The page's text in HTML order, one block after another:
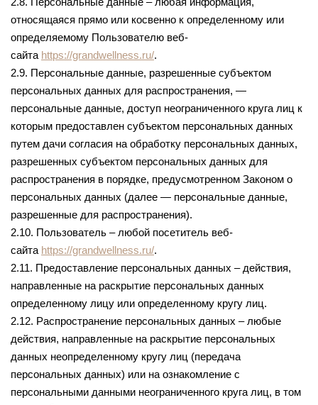
относящаяся прямо или косвенно к определенному или
определяемому Пользователю веб-
сайта https://grandwellness.ru/.
2.9. Персональные данные, разрешенные субъектом
персональных данных для распространения, —
персональные данные, доступ неограниченного круга лиц к
которым предоставлен субъектом персональных данных
путем дачи согласия на обработку персональных данных,
разрешенных субъектом персональных данных для
распространения в порядке, предусмотренном Законом о
персональных данных (далее — персональные данные,
разрешенные для распространения).
2.10. Пользователь – любой посетитель веб-
сайта https://grandwellness.ru/.
2.11. Предоставление персональных данных – действия,
направленные на раскрытие персональных данных
определенному лицу или определенному кругу лиц.
2.12. Распространение персональных данных – любые
действия, направленные на раскрытие персональных
данных неопределенному кругу лиц (передача
персональных данных) или на ознакомление с
персональными данными неограниченного круга лиц, в том